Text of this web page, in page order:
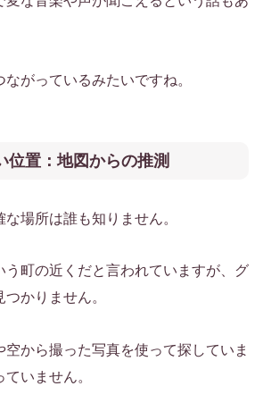
がっているみたいですね。
位置：地図からの推測
場所は誰も知りません。
う町の近くだと言われていますが、グ
かりません。
から撮った写真を使って探していま
いません。